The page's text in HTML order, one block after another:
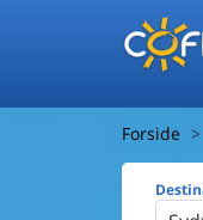
Forside